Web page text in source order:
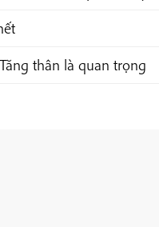
thân là quan trọng